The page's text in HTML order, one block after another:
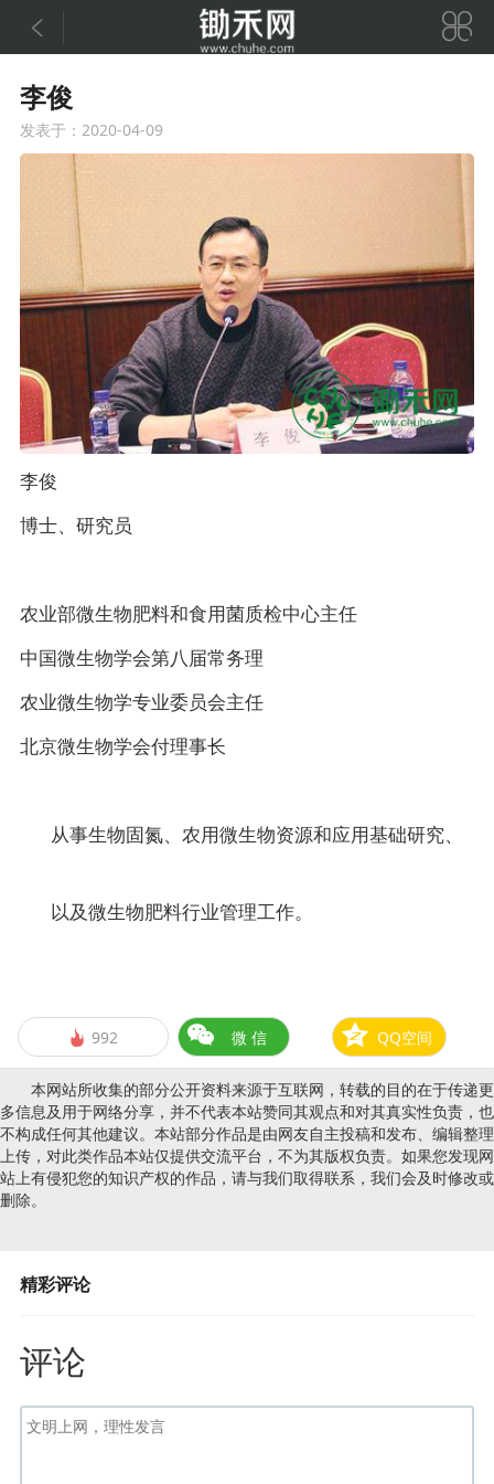
 
李俊
发表于：2020-04-09
李俊
博士、研究员
农业部微生物肥料和食用菌质检中心主任
中国微生物学会第八届常务理
农业微生物学专业委员会主任
北京微生物学会付理事长
从事生物固氮、农用微生物资源和应用基础研究、
以及微生物肥料行业管理工作。
 992 微 信 QQ空间
本网站所收集的部分公开资料来源于互联网，转载的目的在于传递更
多信息及用于网络分享，并不代表本站赞同其观点和对其真实性负责，也
不构成任何其他建议。本站部分作品是由网友自主投稿和发布、编辑整理
上传，对此类作品本站仅提供交流平台，不为其版权负责。如果您发现网
站上有侵犯您的知识产权的作品，请与我们取得联系，我们会及时修改或
删除。
精彩评论
评论